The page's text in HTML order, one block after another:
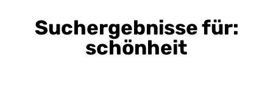
Suchergebnisse für:
schönheit